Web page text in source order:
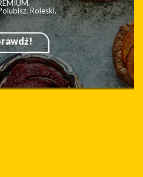
warzyw bez duszy. Poznaj
ducha w każdą sałatkę.